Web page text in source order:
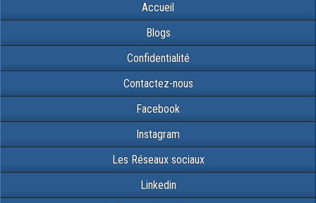
Accueil
Blogs
Confidentialité
Contactez-nous
Facebook
Instagram
Les Réseaux sociaux
Linkedin